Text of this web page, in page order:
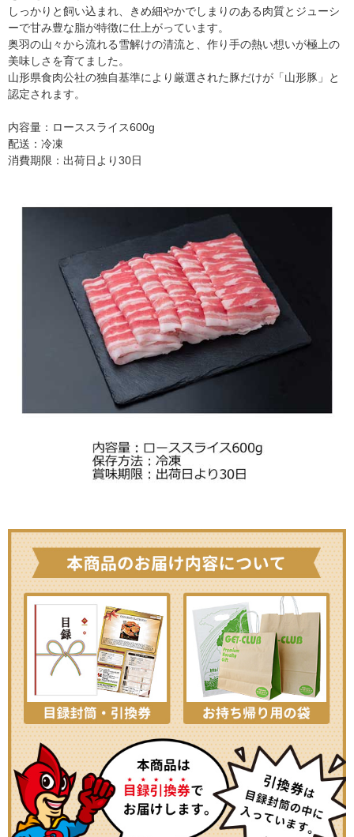
しっかりと飼い込まれ、きめ細やかでしまりのある肉質とジューシ
ーで甘み豊な脂が特徴に仕上がっています。
奥羽の山々から流れる雪解けの清流と、作り手の熱い想いが極上の
美味しさを育てました。
山形県食肉公社の独自基準により厳選された豚だけが「山形豚」と
認定されます。
内容量：ローススライス600g
配送：冷凍
消費期限：出荷日より30日